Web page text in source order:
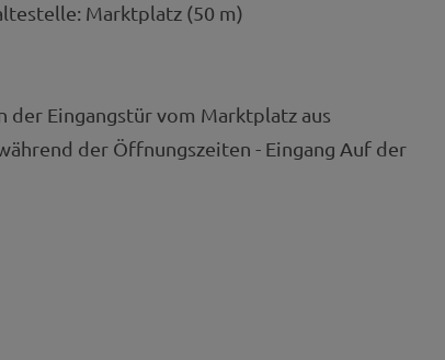
Marktplatz (50 m)
Eingangstür vom Marktplatz aus
der Öffnungszeiten - Eingang Auf der